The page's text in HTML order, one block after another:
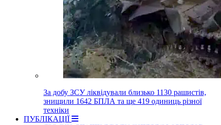
За добу ЗСУ ліквідували близько 1130 рашистів,
знищили 1642 БПЛА та ще 419 одиниць різної
техніки
ПУБЛІКАЦІЇ